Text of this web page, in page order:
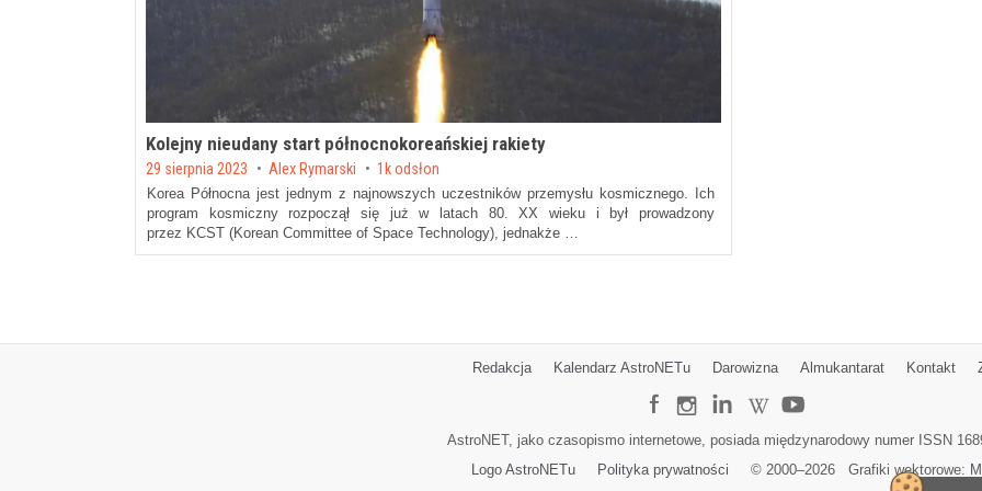
Kolejny nieudany start północnokoreańskiej rakiety
Posted on
29 sierpnia 2023 by Alex Rymarski 1k odsłon
Korea Północna jest jednym z najnowszych uczestników przemysłu kosmicznego. Ich
program kosmiczny rozpoczął się już w latach 80. XX wieku i był prowadzony
przez KCST (Korean Committee of Space Technology), jednakże …
Redakcja Kalendarz AstroNETu Darowizna Almukantarat Kontakt
AstroNET, jako czasopismo internetowe, posiada międzynarodowy numer ISSN
Logo AstroNETu
Polityka prywatności © 2000–2026 Grafiki wektorowe: